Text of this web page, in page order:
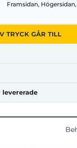
Framsidan,
TRYCK GÅR TILL